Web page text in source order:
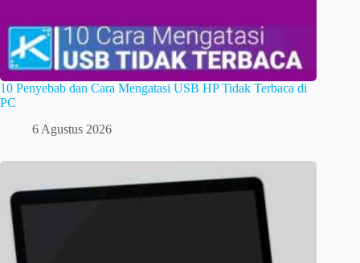
10 Penyebab dan Cara Mengatasi USB HP Tidak Terbaca di
PC
6 Agustus 2026